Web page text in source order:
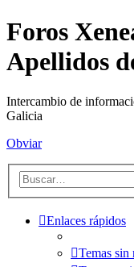
Foros
Apellidos
Intercambio de
Galicia
Obviar
Enlaces rápidos
Temas sin